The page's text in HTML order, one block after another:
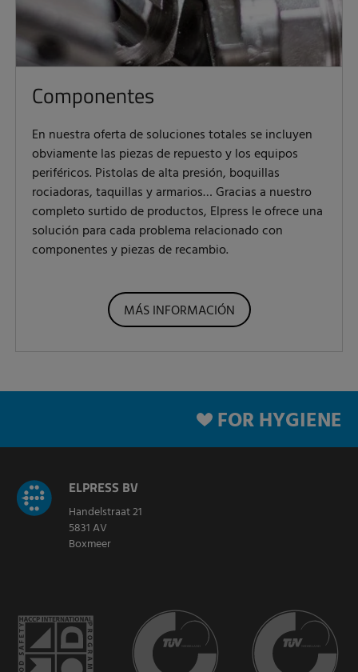
Componentes
En nuestra oferta de soluciones totales se incluyen
obviamente las piezas de repuesto y los equipos
periféricos. Pistolas de alta presión, boquillas
rociadoras, taquillas y armarios… Gracias a nuestro
completo surtido de productos, Elpress le ofrece una
solución para cada problema relacionado con
componentes y piezas de recambio.
MÁS INFORMACIÓN
FOR HYGIENE
ELPRESS BV
Handelstraat 21
5831 AV
Boxmeer